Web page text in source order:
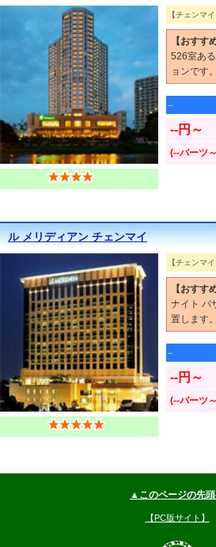
【チェンマ
【おすす
526室あ
ョンです。
--
--円～
(--バーツ
ル メリディアン チェンマイ
【チェンマ
【おすす
ナイト バ
置します
--
--円～
(--バーツ
▲このページの先
【PC版サイト】